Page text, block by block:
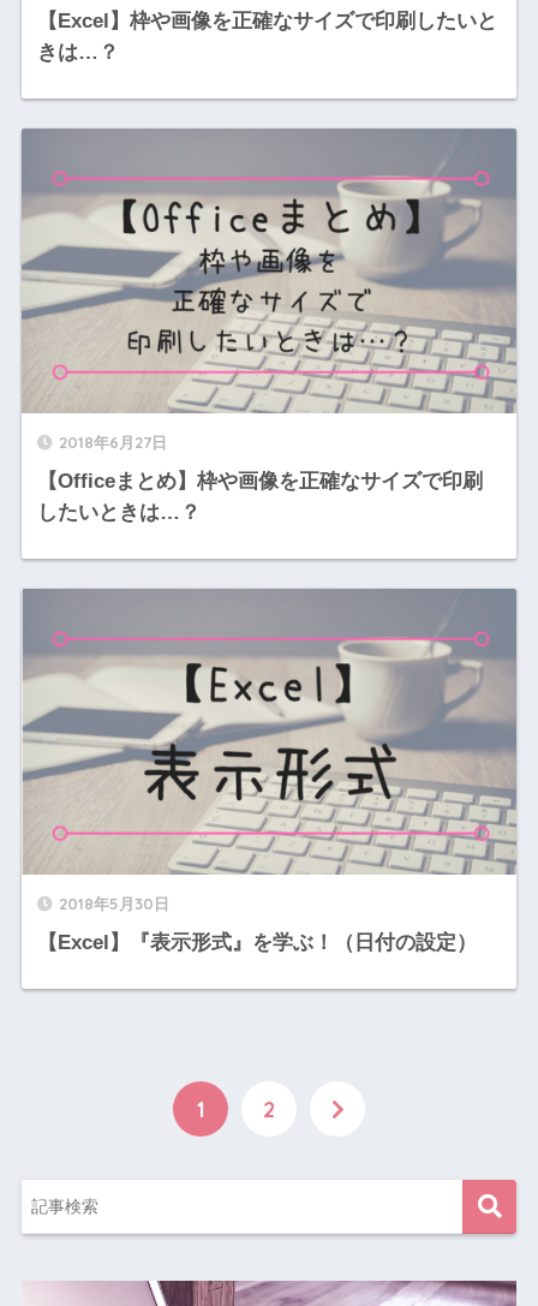
【Excel】枠や画像を正確なサイズで印刷したいと
きは…？
2018年6月27日
【Officeまとめ】枠や画像を正確なサイズで印刷
したいときは…？
2018年5月30日
【Excel】『表示形式』を学ぶ！（日付の設定）
1 2